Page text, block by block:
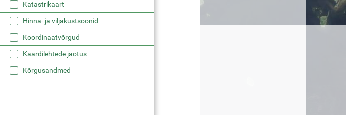
Katastrikaart
Hinna- ja viljakustsoonid
Koordinaatvõrgud
Kaardilehtede jaotus
Kõrgusandmed